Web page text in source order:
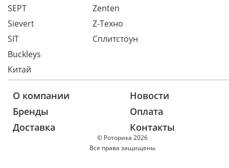
SEPT
Sievert
SIT
Zenten
Z-Техно
Сплитстоун
Buckleys
Китай
© Роторика 2026
Все права защищены
О компании
Новости
Бренды
Оплата
Доставка
Контакты